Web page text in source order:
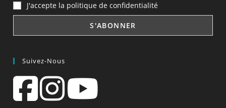
J'accepte la politique de confidentialité
Suivez-Nous